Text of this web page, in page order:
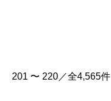
201 〜 220／全4,565件